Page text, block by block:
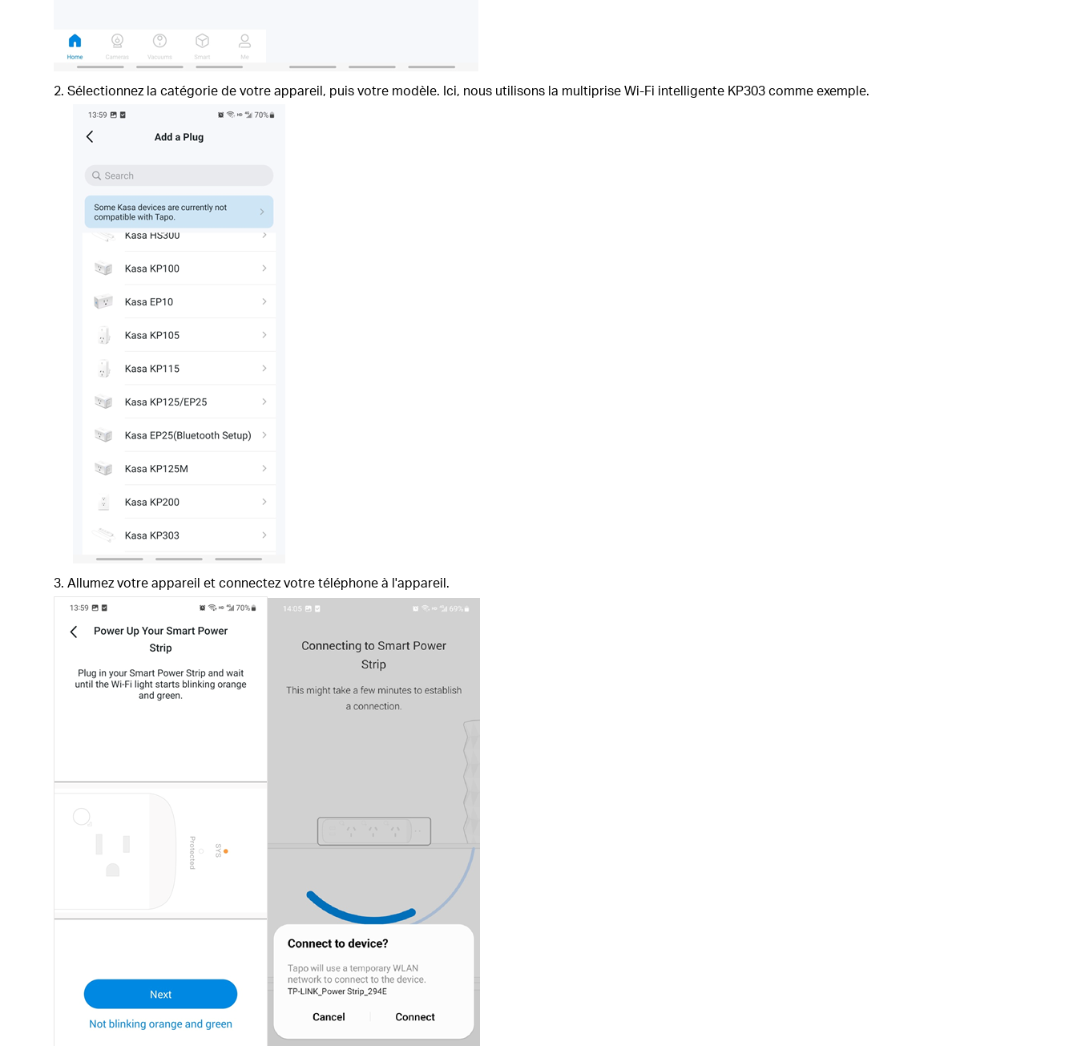
Sélectionnez la catégorie de votre appareil, puis votre modèle. Ici, nous utilisons la multiprise Wi-Fi intelligente KP303 comme exemple.
Allumez votre appareil et connectez votre téléphone à l'appareil.